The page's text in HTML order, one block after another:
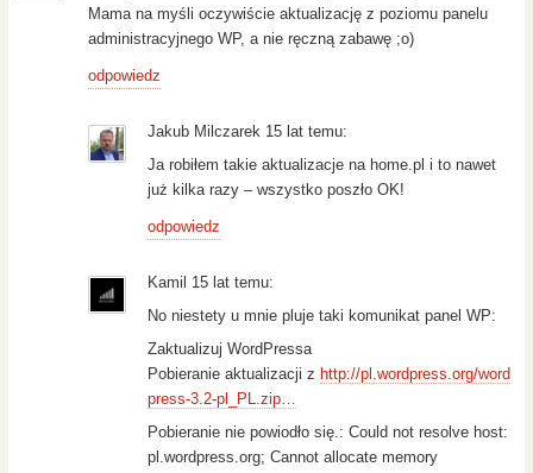
Mama na myśli oczywiście aktualizację z poziomu panelu
administracyjnego WP, a nie ręczną zabawę ;o)
odpowiedz
Jakub Milczarek 15 lat temu:
Ja robiłem takie aktualizacje na home.pl i to nawet
już kilka razy – wszystko poszło OK!
odpowiedz
Kamil 15 lat temu:
No niestety u mnie pluje taki komunikat panel WP:
Zaktualizuj WordPressa
Pobieranie aktualizacji z http://pl.wordpress.org/word
press-3.2-pl_PL.zip…
Pobieranie nie powiodło się.: Could not resolve host:
pl.wordpress.org; Cannot allocate memory